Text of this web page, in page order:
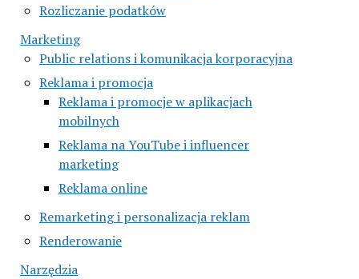
Rozliczanie podatków
Marketing
Public relations i komunikacja korporacyjna
Reklama i promocja
Reklama i promocje w aplikacjach
mobilnych
Reklama na YouTube i influencer
marketing
Reklama online
Remarketing i personalizacja reklam
Renderowanie
Narzędzia